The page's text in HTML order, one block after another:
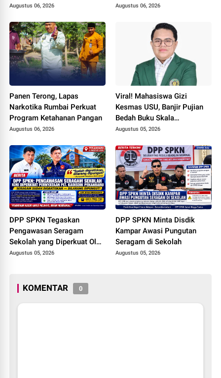
Gratis untuk Warga Binaan
Augustus 06, 2026
Polantas KARIB Kobarkan
Nasionalisme dan Green
Policing Jelang HUT RI Ke-
Augustus 06, 2026
Panen Terong, Lapas
Narkotika Rumbai Perkuat
Program Ketahanan Pangan
Augustus 06, 2026
Viral! Mahasiswa Gizi
Kesmas USU, Banjir Pujian
Bedah Buku Skala
International dari 70 Ribu
Dunia
Augustus 05, 2026
DPP SPKN Tegaskan
Pengawasan Seragam
Sekolah yang Diperkuat Oleh
Peryataan Plt. KADISDIK
Augustus 05, 2026
DPP SPKN Minta Disdik
Kampar Awasi Pungutan
Seragam di Sekolah
Augustus 05, 2026
KOMENTAR 0